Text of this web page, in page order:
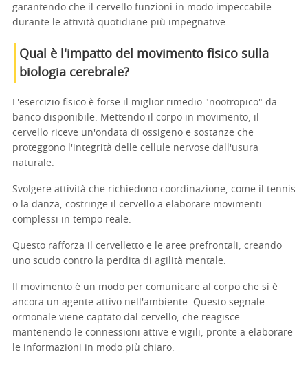
garantendo che il cervello funzioni in modo impeccabile
durante le attività quotidiane più impegnative.
Qual è l'impatto del movimento fisico sulla
biologia cerebrale?
L'esercizio fisico è forse il miglior rimedio "nootropico" da
banco disponibile. Mettendo il corpo in movimento, il
cervello riceve un'ondata di ossigeno e sostanze che
proteggono l'integrità delle cellule nervose dall'usura
naturale.
Svolgere attività che richiedono coordinazione, come il tennis
o la danza, costringe il cervello a elaborare movimenti
complessi in tempo reale.
Questo rafforza il cervelletto e le aree prefrontali, creando
uno scudo contro la perdita di agilità mentale.
Il movimento è un modo per comunicare al corpo che si è
ancora un agente attivo nell'ambiente. Questo segnale
ormonale viene captato dal cervello, che reagisce
mantenendo le connessioni attive e vigili, pronte a elaborare
le informazioni in modo più chiaro.